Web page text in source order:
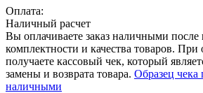
Оплата:
Наличный расчет
Вы оплачиваете заказ наличными после
комплектности и качества товаров.
получаете кассовый чек, который
замены и возврата товара. Образец чека
наличными